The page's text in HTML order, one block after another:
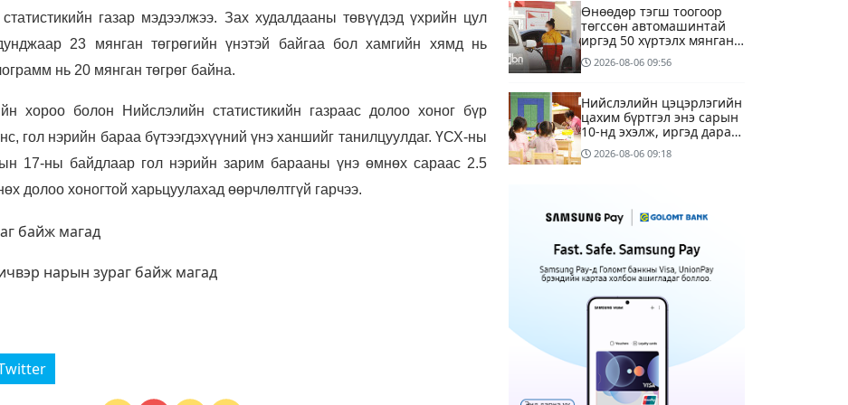
газар мэдээлжээ. Зах худалдааны төвүүдэд үхрийн цул
23 мянган төгрөгийн үнэтэй байгаа бол хамгийн хямд нь
нь 20 мянган төгрөг байна.
хороо болон Нийслэлийн статистикийн газраас долоо хоног бүр
гол нэрийн бараа бүтээгдэхүүний үнэ ханшийг танилцуулдаг. ҮСХ-ны
17-ны байдлаар гол нэрийн зарим барааны үнэ өмнөх сараас 2.5
долоо хоногтой харьцуулахад өөрчлөлтгүй гарчээ.
Өнөөдөр тэгш тоогоор
төгссөн автомашинтай
иргэд 50 хүртэлх мянган
төгрөгөнд БЕНЗИН авна
2026-08-06 09:56
Нийслэлийн цэцэрлэгийн
цахим бүртгэл энэ сарын
10-нд эхэлж, иргэд дараах
зүйлсийг анхаарах
шаардлагатай
2026-08-06 09:18
дулаан
Татварын өртэй шатахуун
импортлогч ААН-үүдийн
дансыг битүүмжлэхгүй
Маргааш Улаанбаатарт
28 хэм дулаан, багавтар